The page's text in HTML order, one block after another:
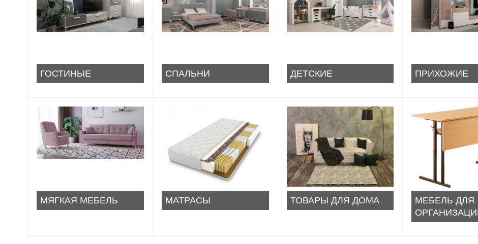
ГОСТИНЫЕ СПАЛЬНИ ДЕТСКИЕ ПРИХОЖИЕ
МЯГКАЯ МЕБЕЛЬ МАТРАСЫ ТОВАРЫ ДЛЯ ДОМА
МЕБЕЛЬ ДЛЯ